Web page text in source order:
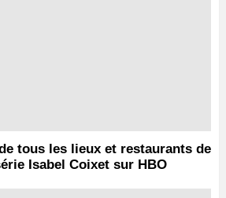
tous les lieux et restaurants de
Isabel Coixet sur HBO